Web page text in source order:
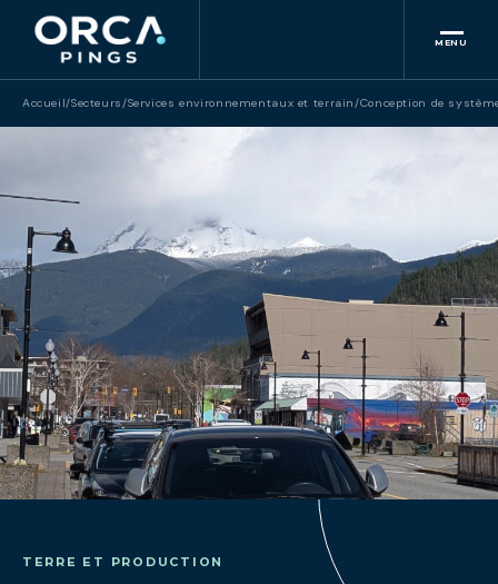
MENU
Accueil/Secteurs/Services environnementaux et terrain/Conception de
TERRE ET PRODUCTION